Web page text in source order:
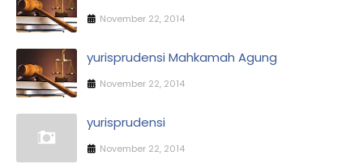
November 22, 2014
yurisprudensi Mahkamah Agung
November 22, 2014
yurisprudensi
November 22, 2014